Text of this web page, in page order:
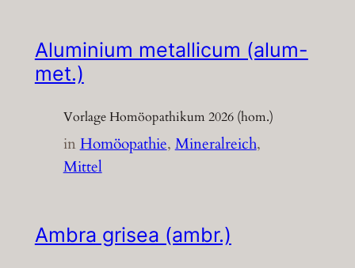
Aluminium metallicum (alum-
met.)
Vorlage Homöopathikum 2026 (hom.)
inHomöopathie, Mineralreich
Mittel
Ambra grisea (ambr.)